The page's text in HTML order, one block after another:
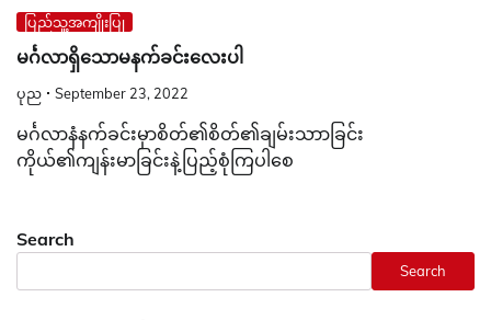
ပြည်သူ့အကျိုးပြု
မင်္ဂလာရှိသောမနက်ခင်းလေးပါ
ပုည September 23, 2022
မင်္ဂလာနံနက်ခင်းမှာစိတ်၏စိတ်၏ချမ်းသာာခြင်း
ကိုယ်၏ကျန်းမာခြင်းနဲ့ပြည့်စုံကြပါစေ
Search
Search